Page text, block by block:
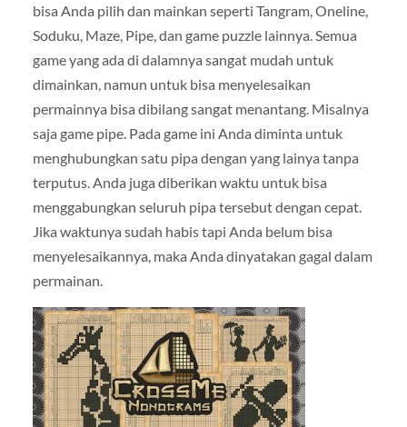
bisa Anda pilih dan mainkan seperti Tangram, Oneline,
Soduku, Maze, Pipe, dan game puzzle lainnya. Semua
game yang ada di dalamnya sangat mudah untuk
dimainkan, namun untuk bisa menyelesaikan
permainnya bisa dibilang sangat menantang. Misalnya
saja game pipe. Pada game ini Anda diminta untuk
menghubungkan satu pipa dengan yang lainya tanpa
terputus. Anda juga diberikan waktu untuk bisa
menggabungkan seluruh pipa tersebut dengan cepat.
Jika waktunya sudah habis tapi Anda belum bisa
menyelesaikannya, maka Anda dinyatakan gagal dalam
permainan.